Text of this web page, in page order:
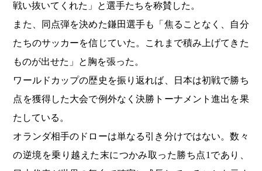
戦い抜いてくれた」と選手たちを称賛した。
また、同点弾を決めた鎌田選手も「焦ることなく、自分
たちのサッカーを信じていた。これまで積み上げてきた
ものが出せた」と胸を張った。
ワールドカップの歴史を振り返れば、日本は初戦で勝ち
点を獲得した大会で例外なく決勝トーナメント進出を果
たしている。
オランダ相手のドローは単なる引き分けではない。数々
の逆境を乗り越えた末につかみ取った勝ち点1であり、